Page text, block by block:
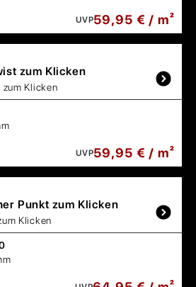
UVP59,95 € / m²
zum Klicken
Klicken
UVP59,95 € / m²
Punkt zum Klicken
Klicken